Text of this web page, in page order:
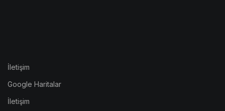
İletişim
Google Haritalar
İletişim